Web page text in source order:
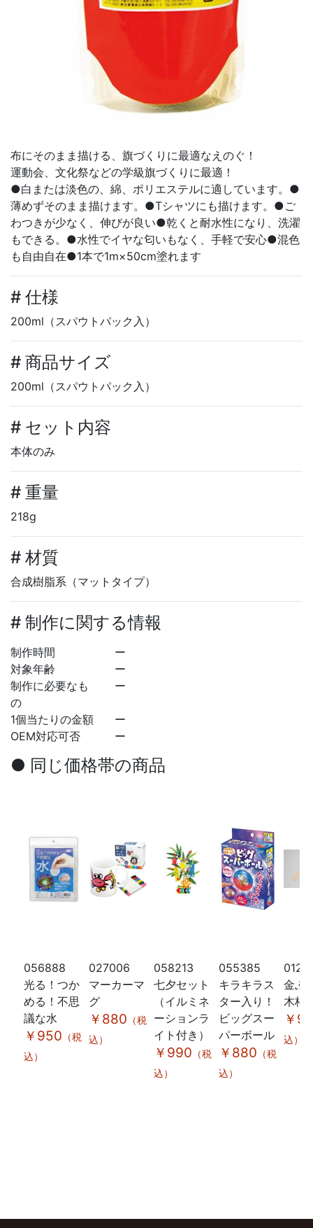
布にそのまま描ける、旗づくりに最適なえのぐ！
運動会、文化祭などの学級旗づくりに最適！
●白または淡色の、綿、ポリエステルに適しています。●
薄めずそのまま描けます。●Tシャツにも描けます。●ご
わつきが少なく、伸びが良い●乾くと耐水性になり、洗濯
もできる。●水性でイヤな匂いもなく、手軽で安心●混色
も自由自在●1本で1m×50cm塗れます
# 仕様
200ml（スパウトパック入）
# 商品サイズ
200ml（スパウトパック入）
# セット内容
本体のみ
# 重量
218g
# 材質
合成樹脂系（マットタイプ）
# 制作に関する情報
制作時間
ー
対象年齢
ー
制作に必要なも
の
ー
1個当たりの金額
ー
OEM対応可否
ー
● 同じ価格帯の商品
056888
光る！つか
める！不思
議な水
￥950 （税
込）
027006
マーカーマ
グ
￥880 （税
込）
058213
七夕セット
（イルミネ
ーションラ
イト付き）
￥990 （税
込）
055385
キラキラス
ター入り！
ビッグスー
パーボール
￥880 （税
込）
金
木枠
￥
込）